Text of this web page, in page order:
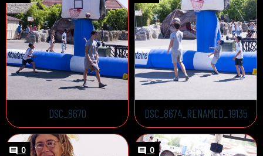
DSC_8670 DSC_8674_RENAMED_19135
0 0